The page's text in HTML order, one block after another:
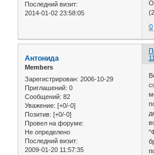
Последний визит:
2014-01-02 23:58:05
0
Антонида
Members
Зарегистрирован: 2006-10-29
Приглашений: 0
Сообщений: 82
Уважение: [+0/-0]
Позитив: [+0/-0]
Провел на форуме:
Не определено
Последний визит:
2009-01-20 11:57:35